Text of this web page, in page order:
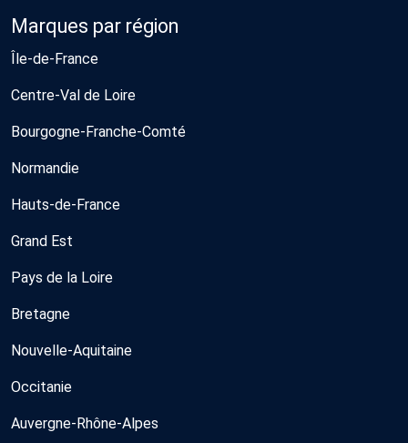
Marques par région
Île-de-France
Centre-Val de Loire
Bourgogne-Franche-Comté
Normandie
Hauts-de-France
Grand Est
Pays de la Loire
Bretagne
Nouvelle-Aquitaine
Occitanie
Auvergne-Rhône-Alpes